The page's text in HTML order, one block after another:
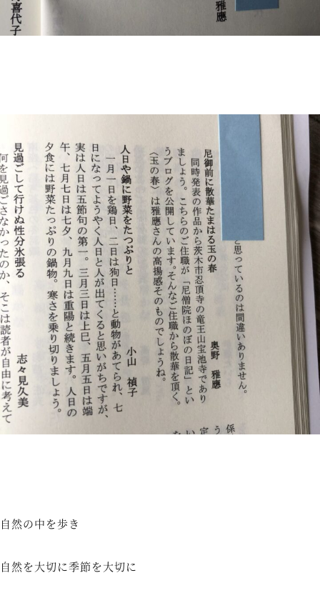
自然の中を歩き
自然を大切に季節を大切に